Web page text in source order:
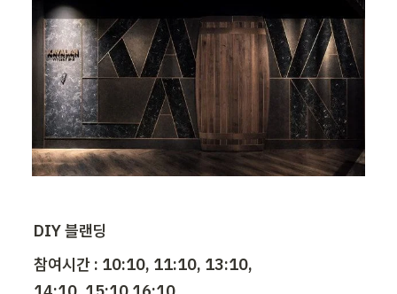
DIY 블랜딩
참여시간 : 10:10, 11:10, 13:10,